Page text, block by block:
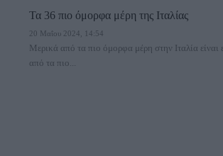
Τα 36 πιο όμορφα μέρη της Ιταλίας
20 Μαΐου 2024, 14:54
Μερικά από τα πιο όμορφα μέρη στην Ιταλία είναι
από τα πιο...